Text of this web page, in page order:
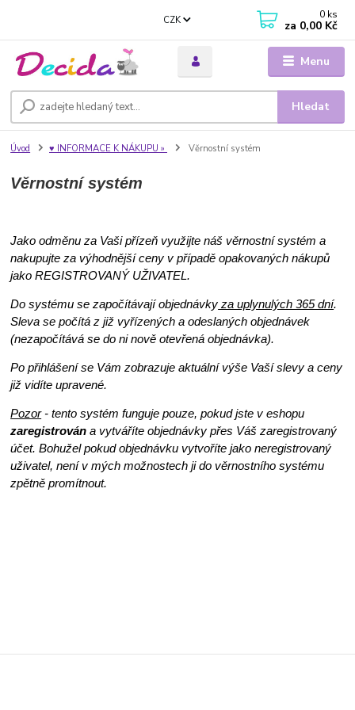
Menu
CZK
Hledat
0 ks
za 0,00 Kč
Úvod ♥ INFORMACE K NÁKUPU » Věrnostní systém
Věrnostní systém
Jako odměnu za Vaši přízeň využijte náš věrnostní systém a
nakupujte za výhodnější ceny v případě opakovaných nákupů
jako REGISTROVANÝ UŽIVATEL.
Do systému se započítávají objednávky za uplynulých 365 dní.
Sleva se počítá z již vyřízených a odeslaných objednávek
(nezapočítává se do ni nově otevřená objednávka).
Po přihlášení se Vám zobrazuje aktuální výše Vaší slevy a ceny
již vidíte upravené.
Pozor- tento systém funguje pouze, pokud jste v eshopu
zaregistrován a vytváříte objednávky přes Váš zaregistrovaný
účet. Bohužel pokud objednávku vytvoříte jako neregistrovaný
uživatel, není v mých možnostech ji do věrnostního systému
zpětně promítnout.